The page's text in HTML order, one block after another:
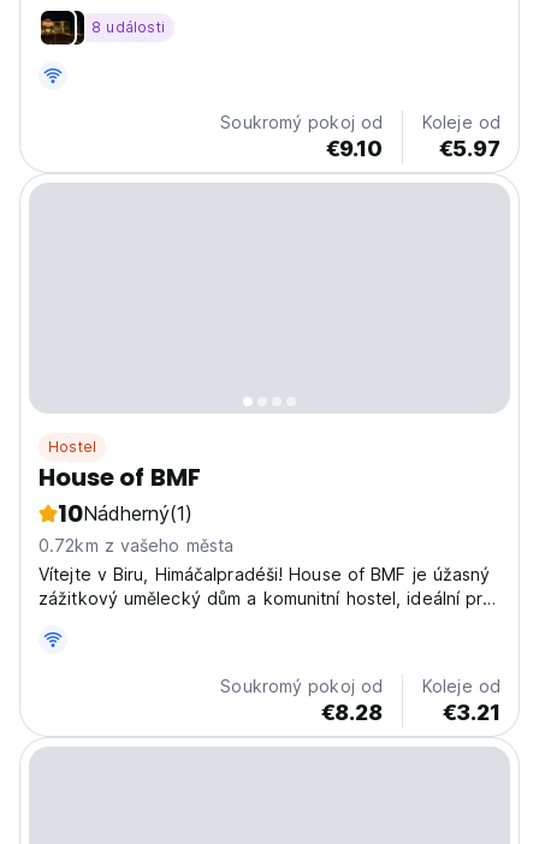
8 události
Soukromý pokoj od
€9.10
Koleje od
€5.97
Hostel
House of BMF
10Nádherný(1)
0.72km z vašeho města
Vítejte v Biru, Himáčalpradéši! House of BMF je úžasný
zážitkový umělecký dům a komunitní hostel, ideální pro
jedinečné pokoje s hudební tematikou a nechte se
okouzlit nádhernými výhledy na hory. Jsme...
Soukromý pokoj od
€8.28
Koleje od
€3.21